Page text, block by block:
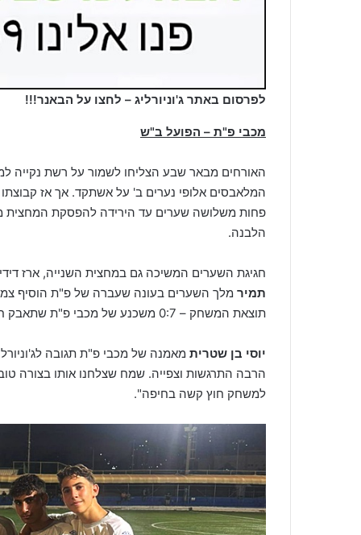
לפרסום באתר ג'וניורליג – לחצו על הבאנר!!!
מכבי פ"ת – הפועל ב"ש
האורחים מבאר שבע הצליחו לשמור על רשת
המלאבסים אלופי נערים ב' על אשתקד. אך אז
פחות משלושה שערים עד הירידה להפסקת
הלבנה.
חגיגת השערים המשיכה גם במחצית השנייה, ארז
תמיר מלך השערים בעונה שעברה של פ"ת הוסיף
תוצאת המשחק – 0:7 משכנע של מכבי פ"ת שתאבק חזק גם העונה על תואר האליפות.
יוסי בן שטרית מאמנה של מכבי פ"ת תגובה
הרבה התרגשות וצפייה. שמח שצלחנו אותו בצורה
למשחק חוץ קשה בחיפה".